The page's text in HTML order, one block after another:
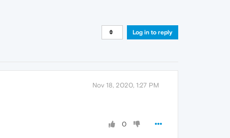
Log in to reply
Nov 18, 2020, 1:27 PM
0